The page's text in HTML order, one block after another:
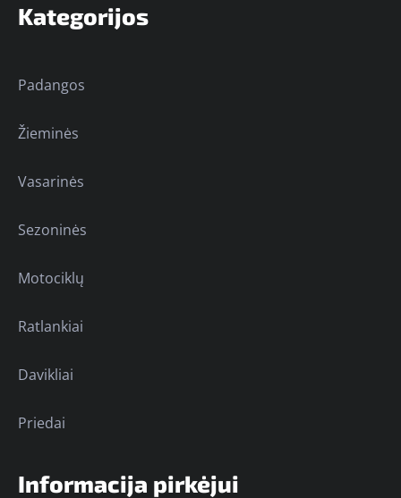
Kategorijos
Padangos
Žieminės
Vasarinės
Sezoninės
Motociklų
Ratlankiai
Davikliai
Priedai
Informacija pirkėjui